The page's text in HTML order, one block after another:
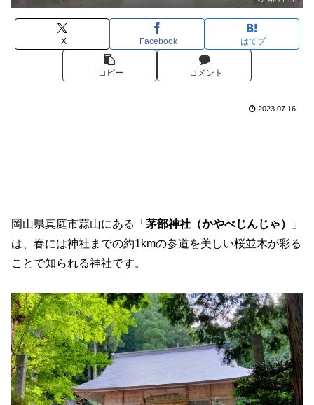
X Facebook はてブ
コピー コメント
2023.07.16
岡山県真庭市蒜山にある「 茅部神社（かやべじんじゃ）
」
は、春には神社までの約1kmの参道を美しい桜並木が彩る
ことで知られる神社です。